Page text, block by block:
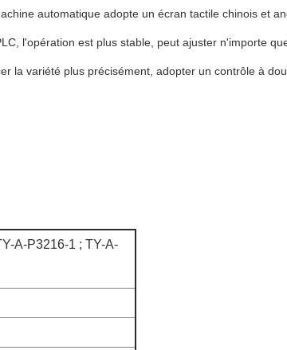
automatique adopte un écran tactile chinois et
l'opération est plus stable, peut ajuster n'importe
la variété plus précisément, adopter un contrôle à
A-P3216-1 ; TY-A-